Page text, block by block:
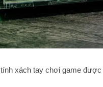
xách tay chơi game